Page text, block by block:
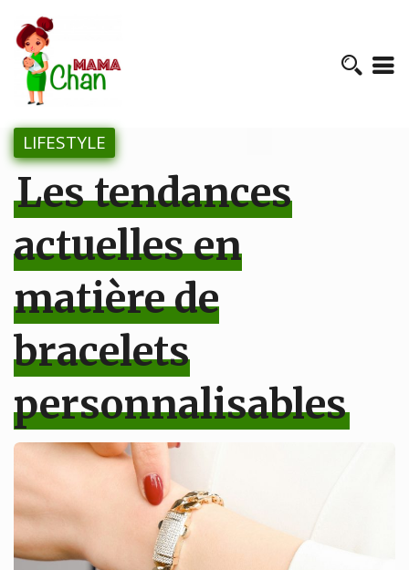
LIFESTYLE
Les tendances
actuelles en
matière de
bracelets
personnalisables